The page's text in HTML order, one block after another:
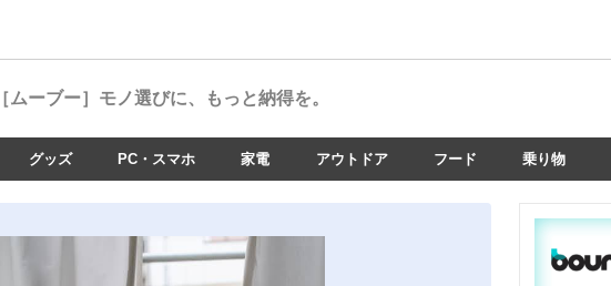
［ムーブー］ モノ選びに、もっと納得を。
グッズ PC・スマホ 家電 アウトドア フード 乗り物